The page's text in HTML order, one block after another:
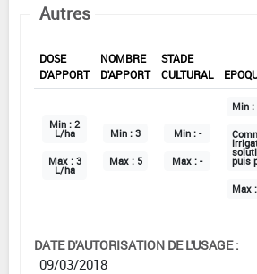
Autres
DOSE
D'APPORT
NOMBRE
D'APPORT
STADE
CULTURAL
Min : 2
L/ha
Max : 3
L/ha
Min : 3
Max : 5
Min : -
Max : -
Min :
puis
Max :
DATE D'AUTORISATION DE L'USAGE :
09/03/2018